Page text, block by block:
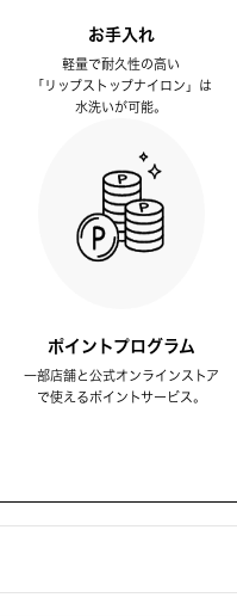
お手入れ
軽量で耐久性の高い
「リップストップナイロン」は
水洗いが可能。
ポイントプログラム
一部店舗と公式オンラインストア
で使えるポイントサービス。